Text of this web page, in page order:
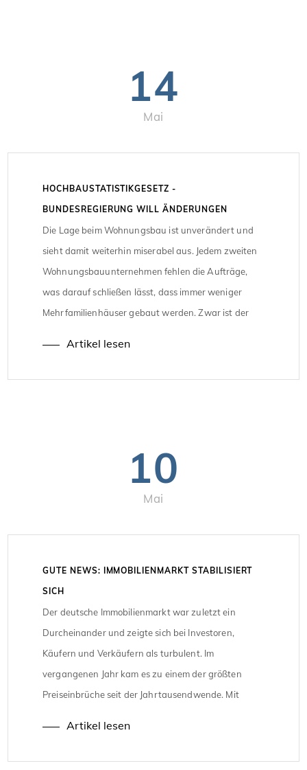
14
Mai
HOCHBAUSTATISTIKGESETZ -
BUNDESREGIERUNG WILL ÄNDERUNGEN
VORNEHMEN
Die Lage beim Wohnungsbau ist unverändert und
sieht damit weiterhin miserabel aus. Jedem zweiten
Wohnungsbauunternehmen fehlen die Aufträge,
was darauf schließen lässt, dass immer weniger
Mehrfamilienhäuser gebaut werden. Zwar ist der
Artikel lesen
10
Mai
GUTE NEWS: IMMOBILIENMARKT STABILISIERT
SICH
Der deutsche Immobilienmarkt war zuletzt ein
Durcheinander und zeigte sich bei Investoren,
Käufern und Verkäufern als turbulent. Im
vergangenen Jahr kam es zu einem der größten
Preiseinbrüche seit der Jahrtausendwende. Mit
Artikel lesen